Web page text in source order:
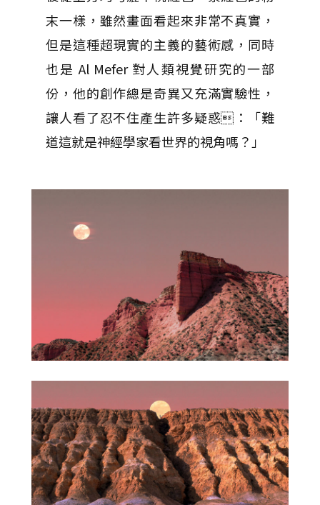
末一樣，雖然畫面看起來非常不真實，
但是這種超現實的主義的藝術感，同時
也是 Al Mefer 對人類視覺研究的一部
份，他的創作總是奇異又充滿實驗性，
讓人看了忍不住產生許多疑惑：「難
道這就是神經學家看世界的視角嗎？」